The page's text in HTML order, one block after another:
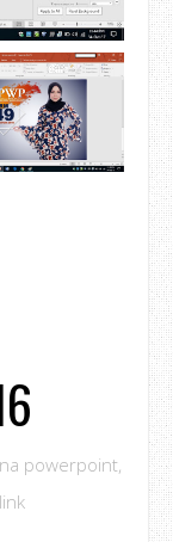
powerpoint,